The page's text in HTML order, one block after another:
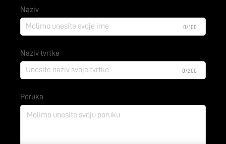
Naziv
0/100
Naziv tvrtke
0/200
Poruka